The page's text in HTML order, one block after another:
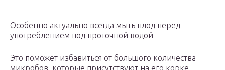
Особенно актуально всегда мыть плод перед
употреблением под проточной водой
Это поможет избавиться от большого количества
микробов, которые присутствуют на его корке.